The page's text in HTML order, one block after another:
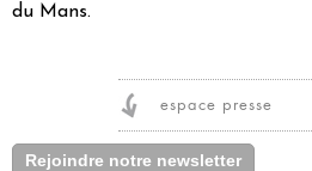
du Mans.
espace presse
Rejoindre notre newsletter